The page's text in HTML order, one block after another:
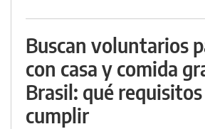
Buscan voluntarios
con casa y comida
Brasil: qué
cumplir